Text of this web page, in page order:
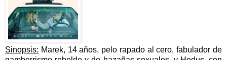
Sinopsis: Marek, 14 años, pelo rapado al cero, fabulador de